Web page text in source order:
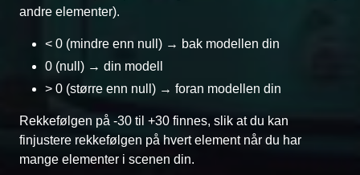
andre elementer).
< 0 (mindre enn null) → bak modellen din
0 (null) → din modell
> 0 (større enn null) → foran modellen din
Rekkefølgen på -30 til +30 finnes, slik at du kan
finjustere rekkefølgen på hvert element når du har
mange elementer i scenen din.